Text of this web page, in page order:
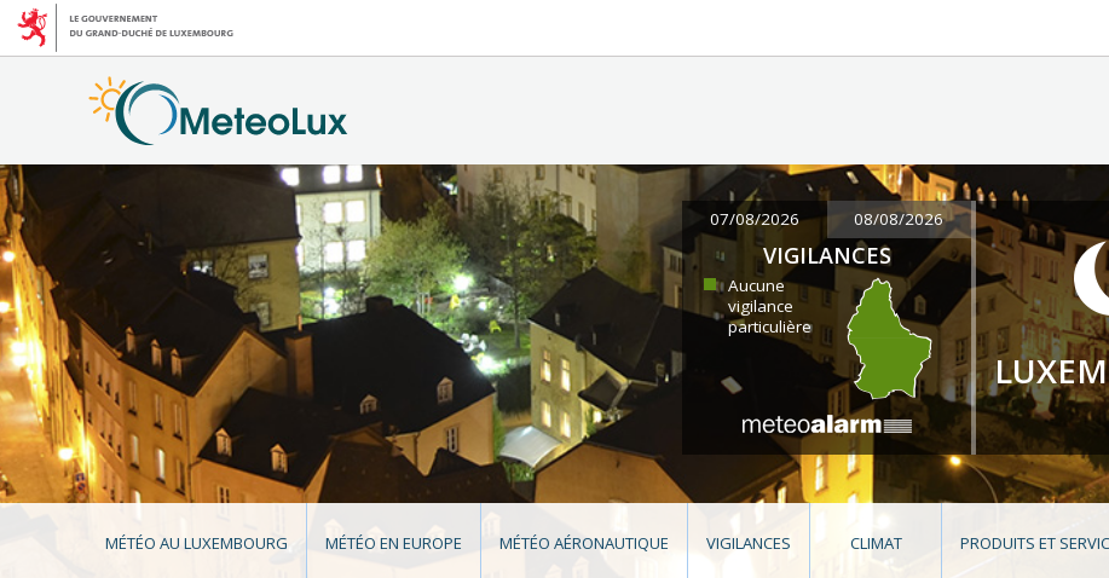
07/08/2026 08/08/2026
VIGILANCES
Aucune
vigilance
particulière
MÉTÉO AU LUXEMBOURG MÉTÉO EN EUROPE MÉTÉO AÉRONAUTIQUE VIGILANCES CLIMAT PRODUITS ET